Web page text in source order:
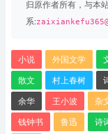
归原作者所有，与本
系:
小说 外国文学
散文 村上春树
余华 王小波 杂
钱钟书 鲁迅 诗